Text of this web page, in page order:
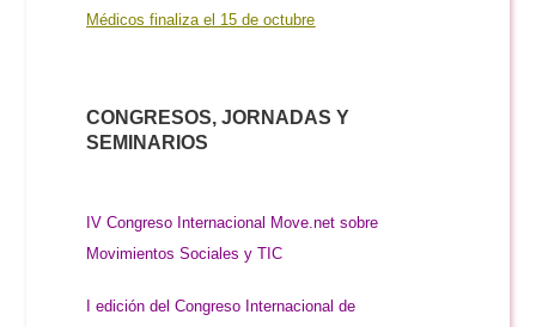
Médicos finaliza el 15 de octubre
CONGRESOS, JORNADAS Y
SEMINARIOS
IV Congreso Internacional Move.net sobre
Movimientos Sociales y TIC
I edición del Congreso Internacional de